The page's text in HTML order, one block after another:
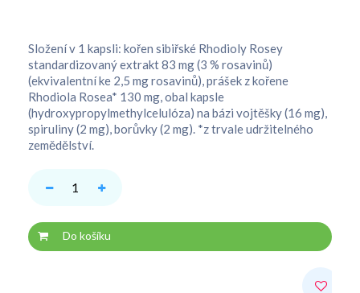
Složení v 1 kapsli: kořen sibiřské Rhodioly Rosey
standardizovaný extrakt 83 mg (3 % rosavinů)
(ekvivalentní ke 2,5 mg rosavinů), prášek z kořene
Rhodiola Rosea* 130 mg, obal kapsle
(hydroxypropylmethylcelulóza) na bázi vojtěšky (16 mg),
spiruliny (2 mg), borůvky (2 mg). *z trvale udržitelného
zemědělství.
Do košíku